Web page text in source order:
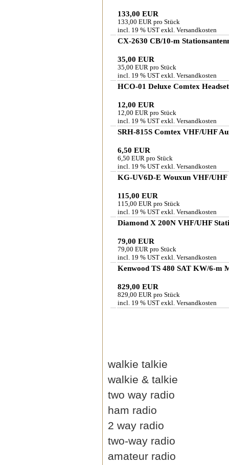
133,00 EUR
133,00 EUR pro Stück
incl. 19 % UST exkl. Versandkosten
CX-2630 CB/10-m
35,00 EUR
35,00 EUR pro Stück
incl. 19 % UST exkl. Versandkosten
HCO-01 Deluxe Comtex
12,00 EUR
12,00 EUR pro Stück
incl. 19 % UST exkl. Versandkosten
SRH-815S Comtex VHF/UHF
6,50 EUR
6,50 EUR pro Stück
incl. 19 % UST exkl. Versandkosten
KG-UV6D-E Wouxun VHF/
115,00 EUR
115,00 EUR pro Stück
incl. 19 % UST exkl. Versandkosten
Diamond X 200N VHF/UHF
79,00 EUR
79,00 EUR pro Stück
incl. 19 % UST exkl. Versandkosten
Kenwood TS 480 SAT KW/6-m
829,00 EUR
829,00 EUR pro Stück
incl. 19 % UST exkl. Versandkosten
walkie talkie
walkie & talkie
two way radio
ham radio
2 way radio
two-way radio
amateur radio